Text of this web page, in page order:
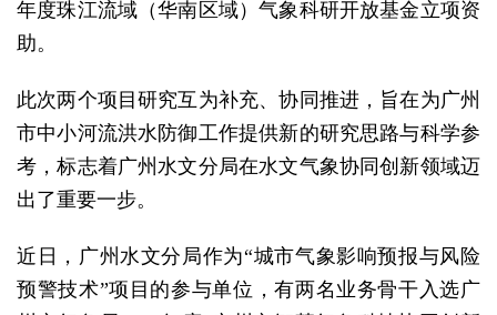
年度珠江流域（华南区域）气象科研开放基金立项资
助。
此次两个项目研究互为补充、协同推进，旨在为广州
市中小河流洪水防御工作提供新的研究思路与科学参
考，标志着广州水文分局在水文气象协同创新领域迈
出了重要一步。
近日，广州水文分局作为“城市气象影响预报与风险
预警技术”项目的参与单位，有两名业务骨干入选广